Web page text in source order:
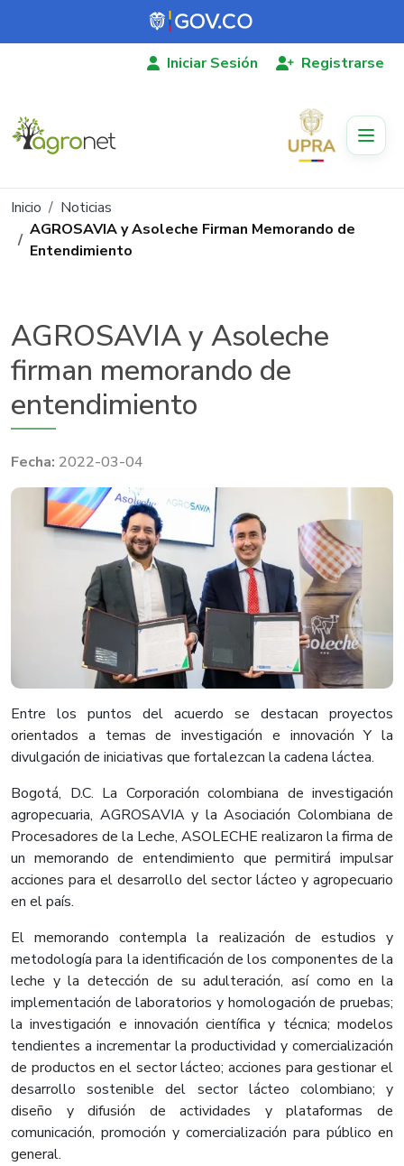
Pasar al contenido principal
Iniciar Sesión Registrarse
Ruta de navegación
Inicio
Noticias
AGROSAVIA y Asoleche Firman Memorando de
Entendimiento
AGROSAVIA y Asoleche
firman memorando de
entendimiento
2022-03-04
Entre los puntos del acuerdo se destacan proyectos
orientados a temas de investigación e innovación Y la
divulgación de iniciativas que fortalezcan la cadena láctea.
Bogotá, D.C. La Corporación colombiana de investigación
agropecuaria, AGROSAVIA y la Asociación Colombiana de
Procesadores de la Leche, ASOLECHE realizaron la firma de
un memorando de entendimiento que permitirá impulsar
acciones para el desarrollo del sector lácteo y agropecuario
en el país.
El memorando contempla la realización de estudios y
metodología para la identificación de los componentes de la
leche y la detección de su adulteración, así como en la
implementación de laboratorios y homologación de pruebas;
la investigación e innovación científica y técnica; modelos
tendientes a incrementar la productividad y comercialización
de productos en el sector lácteo; acciones para gestionar el
desarrollo sostenible del sector lácteo colombiano; y
diseño y difusión de actividades y plataformas de
comunicación, promoción y comercialización para público en
general.